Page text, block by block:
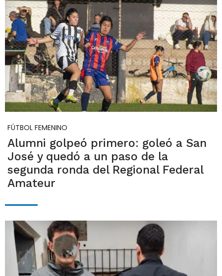
FÚTBOL FEMENINO
Alumni golpeó primero: goleó a San
José y quedó a un paso de la
segunda ronda del Regional Federal
Amateur